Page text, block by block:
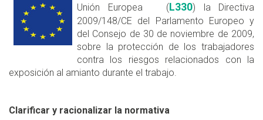
Unión Europea ( L330) la Directiva
2009/148/CE del Parlamento Europeo y
del Consejo de 30 de noviembre de 2009,
sobre la protección de los trabajadores
contra los riesgos relacionados con la
exposición al amianto durante el trabajo.
Clarificar y racionalizar la normativa